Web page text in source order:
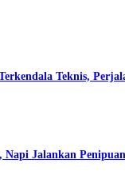
Teknis,
Jalankan